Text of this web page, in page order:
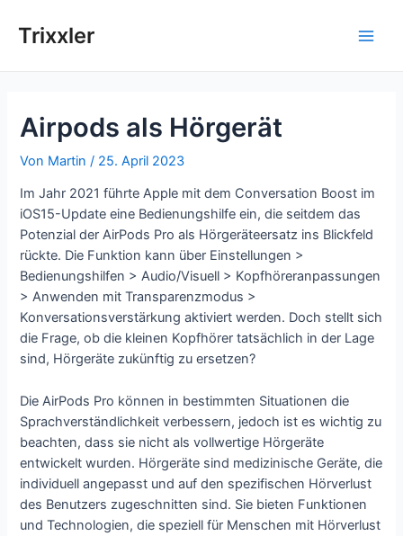
InhaltTrixxler
Airpods als Hörgerät
Von Martin/ 25. April 2023
Im Jahr 2021 führte Apple mit dem Conversation Boost im
iOS15-Update eine Bedienungshilfe ein, die seitdem das
Potenzial der AirPods Pro als Hörgeräteersatz ins Blickfeld
rückte. Die Funktion kann über Einstellungen >
Bedienungshilfen > Audio/Visuell > Kopfhöreranpassungen
> Anwenden mit Transparenzmodus >
Konversationsverstärkung aktiviert werden. Doch stellt sich
die Frage, ob die kleinen Kopfhörer tatsächlich in der Lage
sind, Hörgeräte zukünftig zu ersetzen?
Die AirPods Pro können in bestimmten Situationen die
Sprachverständlichkeit verbessern, jedoch ist es wichtig zu
beachten, dass sie nicht als vollwertige Hörgeräte
entwickelt wurden. Hörgeräte sind medizinische Geräte, die
individuell angepasst und auf den spezifischen Hörverlust
des Benutzers zugeschnitten sind. Sie bieten Funktionen
und Technologien, die speziell für Menschen mit Hörverlust